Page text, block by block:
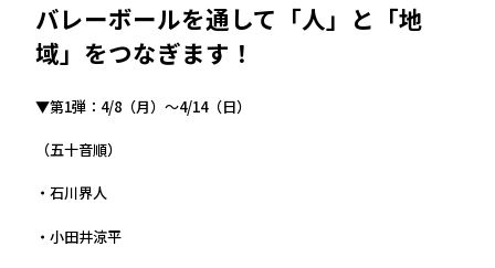
バレーボールを通して「人」と「地
域」をつなぎます！
▼第1弾：4/8（月）～4/14（日）
（五十音順）
・石川界人
・小田井涼平